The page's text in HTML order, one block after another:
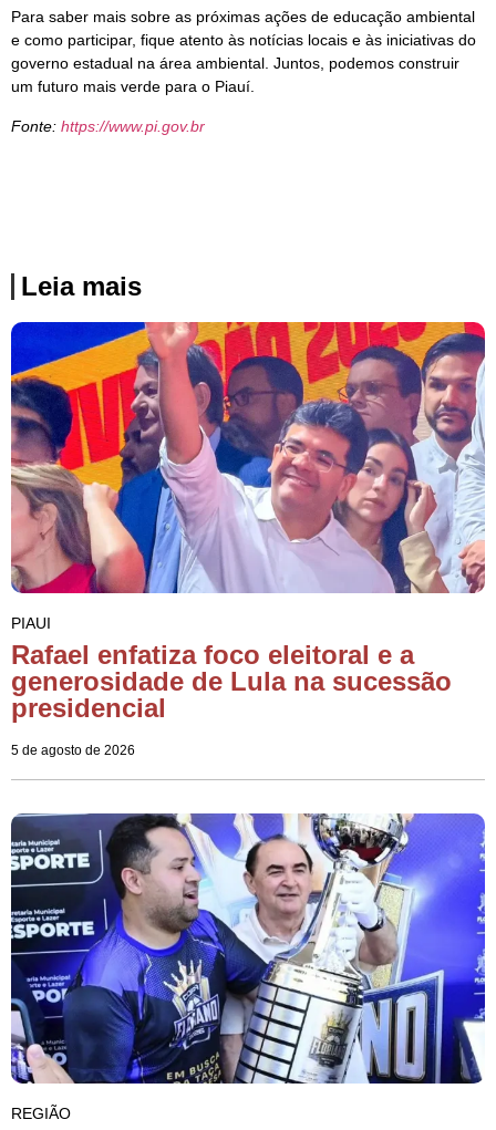
Para saber mais sobre as próximas ações de educação ambiental
e como participar, fique atento às notícias locais e às iniciativas do
governo estadual na área ambiental. Juntos, podemos construir
um futuro mais verde para o Piauí.
Fonte: https://www.pi.gov.br
Leia mais
PIAUI
Rafael enfatiza foco eleitoral e a
generosidade de Lula na sucessão
presidencial
5 de agosto de 2026
REGIÃO